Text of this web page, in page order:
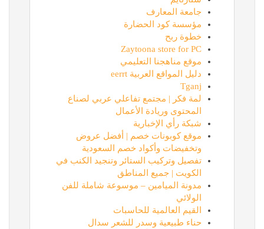
جامعة المعارف
مؤسسة كود الحضارة
خطوة ربح
Zaytoona store for PC
موقع مناهجنا التعليمي
دليل المواقع العربية eerrt
Tganj
لمة فكر | مجتمع تفاعلي عربي لصناع
المحتوى وريادة الأعمال
شبكة رأي الإخبارية
موقع كوبونات خصم | أفضل عروض
وتخفيضات وأكواد خصم السعودية
تفصيل وتركيب الستائر وتنجيد الكنب في
الكويت | جميع المناطق
مدونة الميامين – موسوعة شاملة للفن
الولائي
القيم العالمية للحاسبات
حناء طبيعية وسدر للشعر سدال